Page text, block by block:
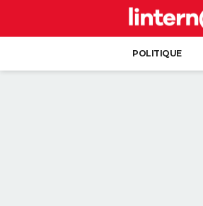
POLITIQUE